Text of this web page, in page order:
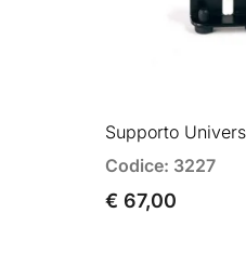
Supporto
Codice: 3227
€ 67,00